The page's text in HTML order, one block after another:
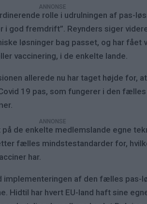
rolle i udrulningen af pas-
god fremdrift”. Reynders siger
løsninger bag passet, og har
vaccinering, i de enkelte lande.
allerede nu har taget højde for,
19 pas, som fungerer i den
de enkelte medlemslande egne
fælles mindstestandarder for,
har.
implementeringen af den fælles pas-
Hidtil har hvert EU-land haft sine